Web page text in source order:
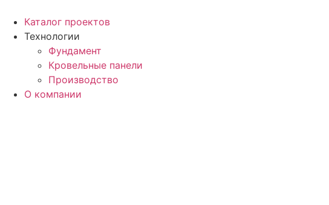
содержимому
Каталог проектов
Технологии
Фундамент
Кровельные панели
Производство
О компании